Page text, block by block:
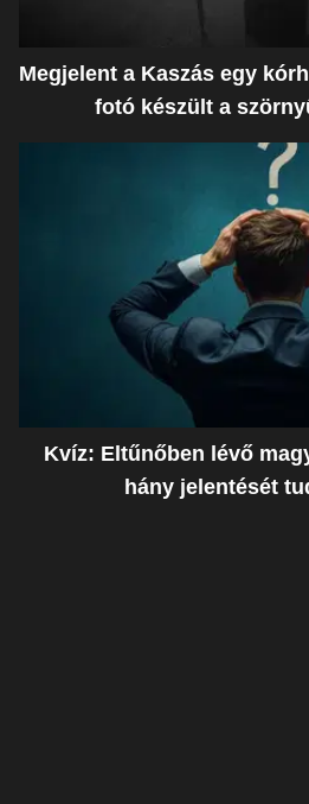
Megjelent a Kaszás egy
fotó készült a
Kvíz: Eltűnőben lévő
hány jelentését